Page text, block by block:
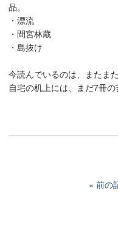
品。
・漂流
・間宮林蔵
・島抜け
今読んでいるのは、またま
自宅の机上には、まだ7冊の
前の